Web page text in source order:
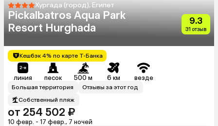
Хургада (город), Египет
Pickalbatros Aqua Park
Resort Hurghada
9.3
31 отзыв
Кешбэк 4% по карте Т-Банка
линия песок 500 м 6 км везде
Большая территория
Отзывы за этот год
Собственный пляж
от 254 502 ₽
10 февр. - 17 февр., 7 ночей